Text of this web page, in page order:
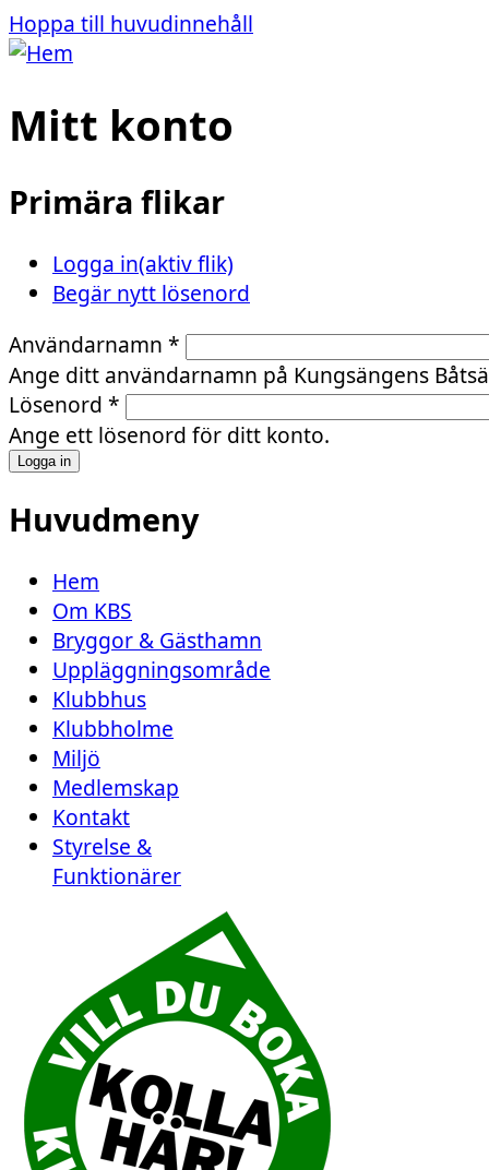
Hoppa till huvudinnehåll
Mitt konto
Primära flikar
Logga in(aktiv flik)
Begär nytt lösenord
Användarnamn *
Ange ditt användarnamn på Kungsängens
Lösenord *
Ange ett lösenord för ditt konto.
Huvudmeny
Hem
Om KBS
Bryggor & Gästhamn
Uppläggningsområde
Klubbhus
Klubbholme
Miljö
Medlemskap
Kontakt
Styrelse &
Funktionärer